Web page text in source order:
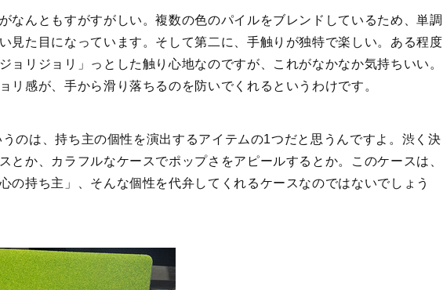
なんともすがすがしい。複数の色のパイルをブレンドしているため、単調
見た目になっています。そして第二に、手触りが独特で楽しい。ある程度
ョリジョリ」っとした触り心地なのですが、これがなかなか気持ちいい。
リ感が、手から滑り落ちるのを防いでくれるというわけです。
のは、持ち主の個性を演出するアイテムの1つだと思うんですよ。渋く決
とか、カラフルなケースでポップさをアピールするとか。このケースは、
の持ち主」、そんな個性を代弁してくれるケースなのではないでしょう